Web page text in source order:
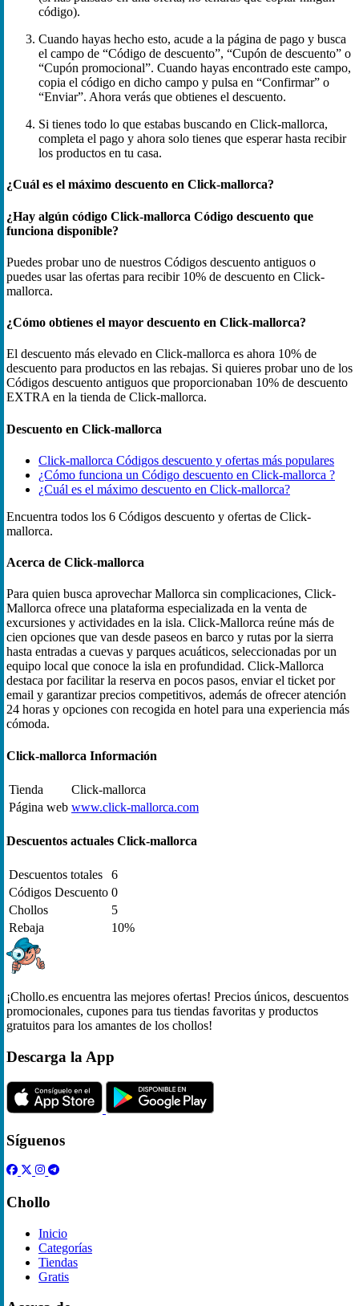
código).
Cuando hayas hecho esto, acude a la página de pago y busca
el campo de “Código de descuento”, “Cupón de descuento” o
“Cupón promocional”. Cuando hayas encontrado este campo,
copia el código en dicho campo y pulsa en “Confirmar” o
“Enviar”. Ahora verás que obtienes el descuento.
Si tienes todo lo que estabas buscando en Click-mallorca,
completa el pago y ahora solo tienes que esperar hasta recibir
los productos en tu casa.
¿Cuál es el máximo descuento en Click-mallorca?
¿Hay algún código Click-mallorca Código descuento que
funciona disponible?
Puedes probar uno de nuestros Códigos descuento antiguos o
puedes usar las ofertas para recibir 10% de descuento en Click-
mallorca.
¿Cómo obtienes el mayor descuento en Click-mallorca?
El descuento más elevado en Click-mallorca es ahora 10% de
descuento para productos en las rebajas. Si quieres probar uno de los
Códigos descuento antiguos que proporcionaban 10% de descuento
EXTRA en la tienda de Click-mallorca.
Descuento en Click-mallorca
Click-mallorca Códigos descuento y ofertas más populares
¿Cómo funciona un Código descuento en Click-mallorca ?
¿Cuál es el máximo descuento en Click-mallorca?
Encuentra todos los 6 Códigos descuento y ofertas de Click-
mallorca.
Acerca de Click-mallorca
Para quien busca aprovechar Mallorca sin complicaciones, Click-
Mallorca ofrece una plataforma especializada en la venta de
excursiones y actividades en la isla. Click-Mallorca reúne más de
cien opciones que van desde paseos en barco y rutas por la sierra
hasta entradas a cuevas y parques acuáticos, seleccionadas por un
equipo local que conoce la isla en profundidad. Click-Mallorca
destaca por facilitar la reserva en pocos pasos, enviar el ticket por
email y garantizar precios competitivos, además de ofrecer atención
24 horas y opciones con recogida en hotel para una experiencia más
cómoda.
Click-mallorca Información
Tienda
Click-mallorca
Página web www.click-mallorca.com
Descuentos actuales Click-mallorca
Descuentos totales
6
Códigos Descuento 0
Chollos
5
Rebaja
10%
¡Chollo.es encuentra las mejores ofertas! Precios únicos, descuentos
promocionales, cupones para tus tiendas favoritas y productos
gratuitos para los amantes de los chollos!
Descarga la App
Síguenos
Chollo
Inicio
Categorías
Tiendas
Gratis